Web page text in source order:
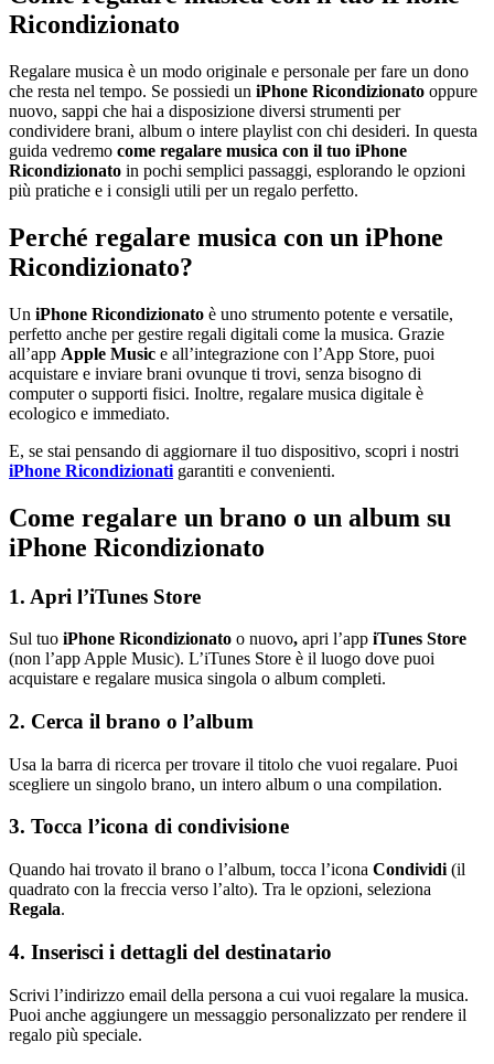
Ricondizionato
Regalare musica è un modo originale e personale per fare un dono
che resta nel tempo. Se possiedi un iPhone Ricondizionato oppure
nuovo, sappi che hai a disposizione diversi strumenti per
condividere brani, album o intere playlist con chi desideri. In questa
guida vedremo come regalare musica con il tuo iPhone
Ricondizionato in pochi semplici passaggi, esplorando le opzioni
più pratiche e i consigli utili per un regalo perfetto.
Perché regalare musica con un iPhone
Ricondizionato?
Un iPhone Ricondizionato è uno strumento potente e versatile,
perfetto anche per gestire regali digitali come la musica. Grazie
all’app Apple Music e all’integrazione con l’App Store, puoi
acquistare e inviare brani ovunque ti trovi, senza bisogno di
computer o supporti fisici. Inoltre, regalare musica digitale è
ecologico e immediato.
E, se stai pensando di aggiornare il tuo dispositivo, scopri i nostri
iPhone Ricondizionati garantiti e convenienti.
Come regalare un brano o un album su
iPhone Ricondizionato
1. Apri l’iTunes Store
Sul tuo iPhone Ricondizionato o nuovo, apri l’app iTunes Store
(non l’app Apple Music). L’iTunes Store è il luogo dove puoi
acquistare e regalare musica singola o album completi.
2. Cerca il brano o l’album
Usa la barra di ricerca per trovare il titolo che vuoi regalare. Puoi
scegliere un singolo brano, un intero album o una compilation.
3. Tocca l’icona di condivisione
Quando hai trovato il brano o l’album, tocca l’icona Condividi (il
quadrato con la freccia verso l’alto). Tra le opzioni, seleziona
Regala.
4. Inserisci i dettagli del destinatario
Scrivi l’indirizzo email della persona a cui vuoi regalare la musica.
Puoi anche aggiungere un messaggio personalizzato per rendere il
regalo più speciale.